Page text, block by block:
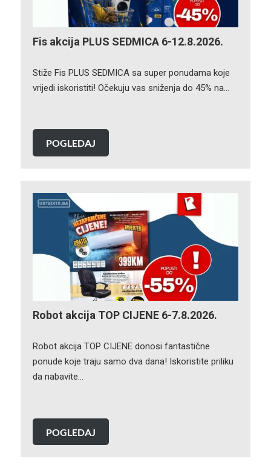
Fis akcija PLUS SEDMICA 6-12.8.2026.
Stiže Fis PLUS SEDMICA sa super ponudama koje
vrijedi iskoristiti! Očekuju vas sniženja do 45% na…
POGLEDAJ
Robot akcija TOP CIJENE 6-7.8.2026.
Robot akcija TOP CIJENE donosi fantastične
ponude koje traju samo dva dana! Iskoristite priliku
da nabavite…
POGLEDAJ